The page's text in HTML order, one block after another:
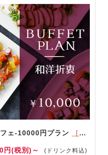
ェ-10000円プラン ［ドリンク充実！］
円(税別)～ (ドリンク料込)